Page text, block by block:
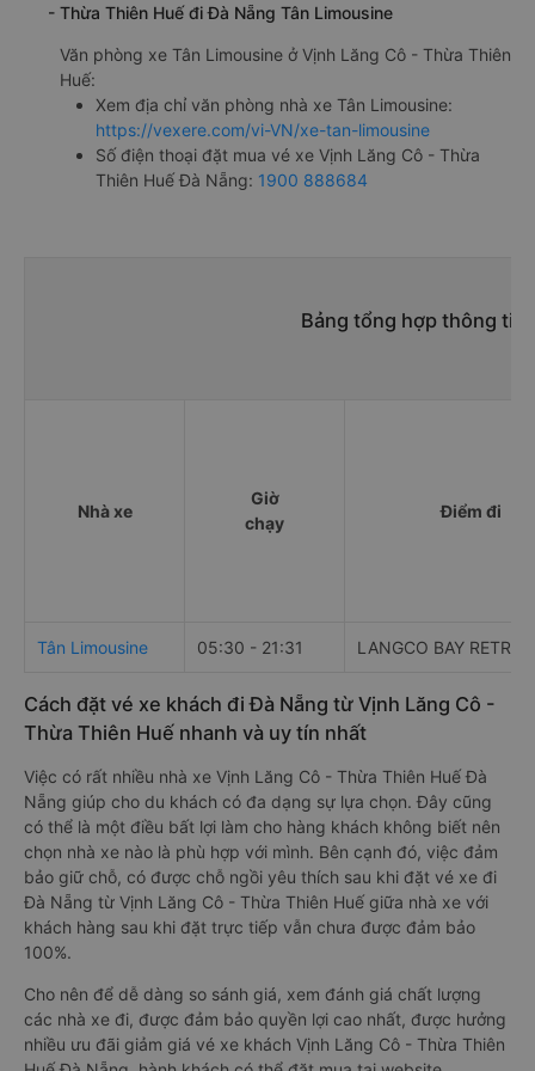
- Thừa Thiên Huế đi Đà Nẵng Tân Limousine
Văn phòng xe Tân Limousine ở Vịnh Lăng Cô - Thừa Thiên
Huế:
Xem địa chỉ văn phòng nhà xe Tân Limousine:
https://vexere.com/vi-VN/xe-tan-limousine
Số điện thoại đặt mua vé xe Vịnh Lăng Cô - Thừa
Thiên Huế Đà Nẵng: 1900 888684
Bảng tổng hợp thông tin
Nhà xe
Giờ
chạy
Điểm đi
Tân Limousine 05:30 - 21:31 LANGCO BAY
Cách đặt vé xe khách đi Đà Nẵng từ Vịnh Lăng Cô -
Thừa Thiên Huế nhanh và uy tín nhất
Việc có rất nhiều nhà xe Vịnh Lăng Cô - Thừa Thiên Huế Đà
Nẵng giúp cho du khách có đa dạng sự lựa chọn. Đây cũng
có thể là một điều bất lợi làm cho hàng khách không biết nên
chọn nhà xe nào là phù hợp với mình. Bên cạnh đó, việc đảm
bảo giữ chỗ, có được chỗ ngồi yêu thích sau khi đặt vé xe đi
Đà Nẵng từ Vịnh Lăng Cô - Thừa Thiên Huế giữa nhà xe với
khách hàng sau khi đặt trực tiếp vẫn chưa được đảm bảo
100%.
Cho nên để dễ dàng so sánh giá, xem đánh giá chất lượng
các nhà xe đi, được đảm bảo quyền lợi cao nhất, được hưởng
nhiều ưu đãi giảm giá vé xe khách Vịnh Lăng Cô - Thừa Thiên